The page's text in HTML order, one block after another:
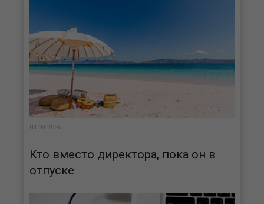
03.08.2026
Кто вместо директора, пока он в
отпуске